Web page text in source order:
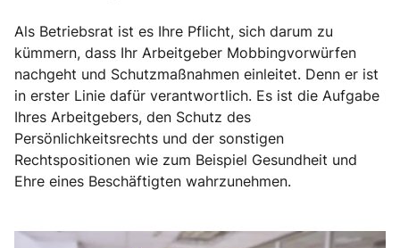
Als Betriebsrat ist es Ihre Pflicht, sich darum zu
kümmern, dass Ihr Arbeitgeber Mobbingvorwürfen
nachgeht und Schutzmaßnahmen einleitet. Denn er ist
in erster Linie dafür verantwortlich. Es ist die Aufgabe
Ihres Arbeitgebers, den Schutz des
Persönlichkeitsrechts und der sonstigen
Rechtspositionen wie zum Beispiel Gesundheit und
Ehre eines Beschäftigten wahrzunehmen.